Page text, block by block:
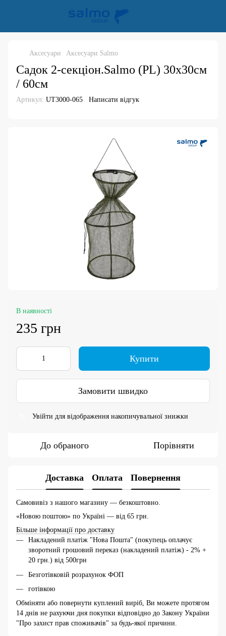
Аксесуари Аксесуари Salmo
Садок 2-секціон.Salmo (PL) 30х30см
/ 60см
Артикул: UT3000-065 Написати відгук
В наявності
235 грн
Купити
Замовити швидко
Увійти для відображення накопичувальної знижки
До обраного Порівняти
Доставка Оплата Повернення
Самовивіз з нашого магазину — безкоштовно.
«Новою поштою» по Україні — від 65 грн.
Більше інформації про доставку
Накладений платіж "Нова Пошта" (покупець оплачує
зворотний грошовий переказ (накладений платіж) - 2% +
20 грн.) від 500грн
Безготівковій розрахунок ФОП
готівкою
Обміняти або повернути куплений виріб, Ви можете протягом
14 днів не рахуючи дня покупки відповідно до Закону України
"Про захист прав споживачів" за будь-якої причини.